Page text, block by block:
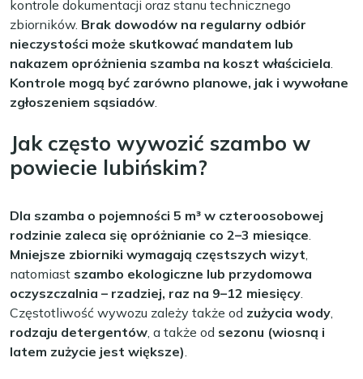
kontrole dokumentacji oraz stanu technicznego
zbiorników. Brak dowodów na regularny odbiór
nieczystości może skutkować mandatem lub
nakazem opróżnienia szamba na koszt właściciela.
Kontrole mogą być zarówno planowe, jak i wywołane
zgłoszeniem sąsiadów.
Jak często wywozić szambo w
powiecie lubińskim?
Dla szamba o pojemności 5 m³ w czteroosobowej
rodzinie zaleca się opróżnianie co 2–3 miesiące.
Mniejsze zbiorniki wymagają częstszych wizyt,
natomiast szambo ekologiczne lub przydomowa
oczyszczalnia – rzadziej, raz na 9–12 miesięcy.
Częstotliwość wywozu zależy także od zużycia wody,
rodzaju detergentów, a także od sezonu (wiosną i
latem zużycie jest większe).